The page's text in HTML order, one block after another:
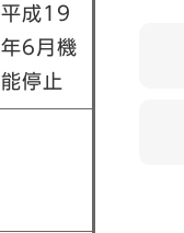
平成19
年6月機
能停止